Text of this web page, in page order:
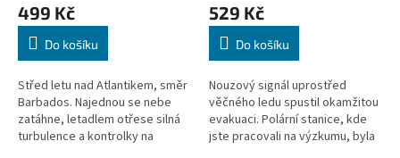
499 Kč
Do košíku
Střed letu nad Atlantikem, směr
Barbados. Najednou se nebe
zatáhne, letadlem otřese silná
turbulence a kontrolky na
529 Kč
Do košíku
Nouzový signál uprostřed
věčného ledu spustil okamžitou
evakuaci. Polární stanice, kde
jste pracovali na výzkumu, byla